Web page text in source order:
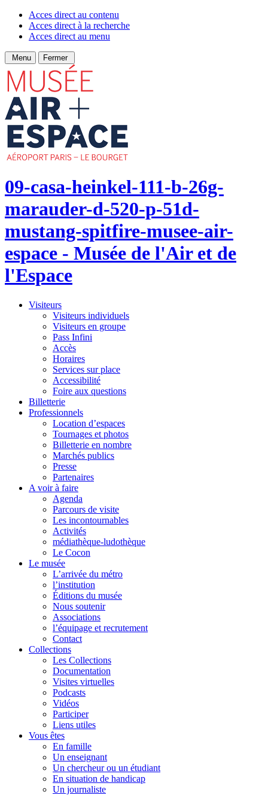
Acces direct au contenu
Acces direct à la recherche
Acces direct au menu
Menu Fermer
09-casa-heinkel-111-b-26g-
marauder-d-520-p-51d-
mustang-spitfire-musee-air-
espace - Musée de l'Air et de
l'Espace
Visiteurs
Visiteurs individuels
Visiteurs en groupe
Pass Infini
Accès
Horaires
Services sur place
Accessibilité
Foire aux questions
Billetterie
Professionnels
Location d’espaces
Tournages et photos
Billetterie en nombre
Marchés publics
Presse
Partenaires
A voir à faire
Agenda
Parcours de visite
Les incontournables
Activités
médiathèque-ludothèque
Le Cocon
Le musée
L’arrivée du métro
l’institution
Éditions du musée
Nous soutenir
Associations
l’équipage et recrutement
Contact
Collections
Les Collections
Documentation
Visites virtuelles
Podcasts
Vidéos
Participer
Liens utiles
Vous êtes
En famille
Un enseignant
Un chercheur ou un étudiant
En situation de handicap
Un journaliste